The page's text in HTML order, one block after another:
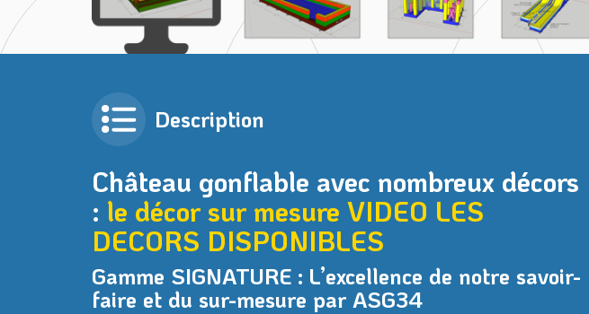
Description
Château gonflable avec nombreux décors
: le décor sur mesure VIDEO LES
DECORS DISPONIBLES
Gamme SIGNATURE : L’excellence de notre savoir-
faire et du sur-mesure par ASG34